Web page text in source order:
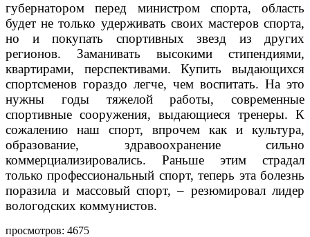
губернатором перед министром спорта, область
будет не только удерживать своих мастеров спорта,
но и покупать спортивных звезд из других
регионов. Заманивать высокими стипендиями,
квартирами, перспективами. Купить выдающихся
спортсменов гораздо легче, чем воспитать. На это
нужны годы тяжелой работы, современные
спортивные сооружения, выдающиеся тренеры. К
сожалению наш спорт, впрочем как и культура,
образование, здравоохранение сильно
коммерциализировались. Раньше этим страдал
только профессиональный спорт, теперь эта болезнь
поразила и массовый спорт, – резюмировал лидер
вологодских коммунистов.
просмотров: 4675